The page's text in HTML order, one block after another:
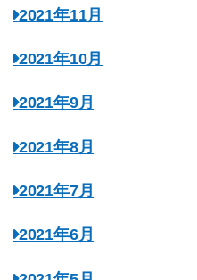
2021年11月
2021年10月
2021年9月
2021年8月
2021年7月
2021年6月